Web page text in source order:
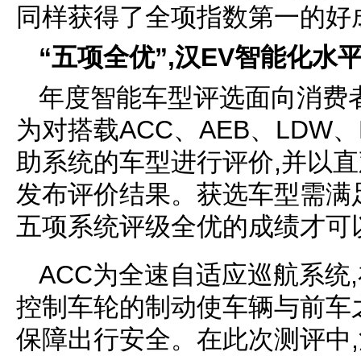
同样获得了全项指数第一的好
“五项全优”,汉EV智能化水
年度智能车型评选面向消费
为对搭载ACC、AEB、LDW
助系统的车型进行评价,并以
发布评价结果。获选车型需
五项系统评级全优的成绩才可
ACC为全速自适应巡航系
控制车轮的制动使车辆与前
保障出行安全。在此次测评